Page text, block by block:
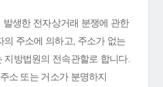
생한 전자상거래 분쟁에 관한
의 주소에 의하고, 주소가 없는
방법원의 전속관할로 합니다.
소 또는 거소가 분명하지